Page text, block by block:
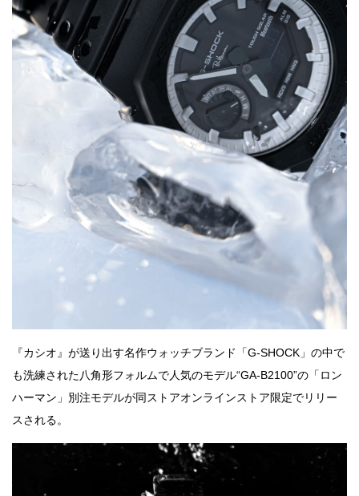
『カシオ』が送り出す名作ウォッチブランド「G-SHOCK」の中で
も洗練された八角形フォルムで人気のモデル“GA-B2100”の「ロン
ハーマン」別注モデルが同ストアオンラインストア限定でリリー
スされる。